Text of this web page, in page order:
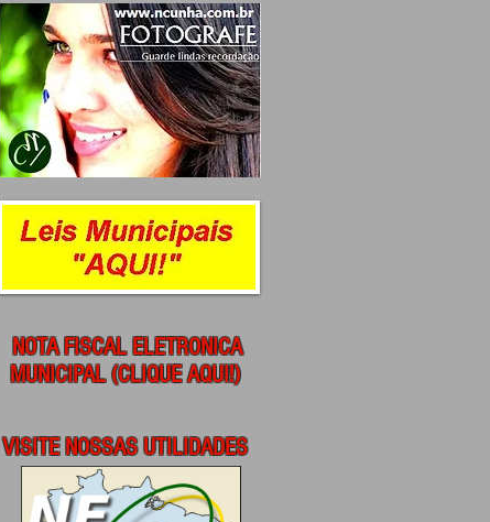
NOTA FISCAL ELETRONICA
MUNICIPAL (CLIQUE AQUI!)
VISITE NOSSAS UTILIDADES